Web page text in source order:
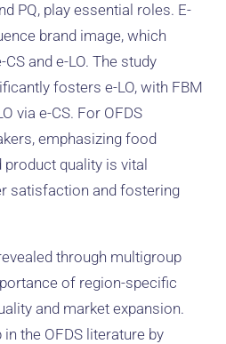
PQ, play essential roles. E-
brand image, which
and e-LO. The study
fosters e-LO, with FBM
via e-CS. For OFDS
emphasizing food
quality is vital
satisfaction and fostering
through multigroup
of region-specific
and market expansion.
the OFDS literature by